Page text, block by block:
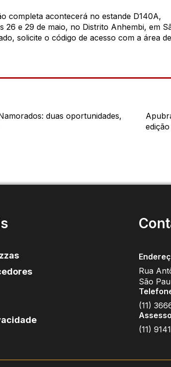
completa acontecerá no estande D140A,
26 e 29 de maio, no Distrito Anhembi, em
solicite o código de acesso com a área de
duas oportunidades,
Rua
São
(11)
(11)